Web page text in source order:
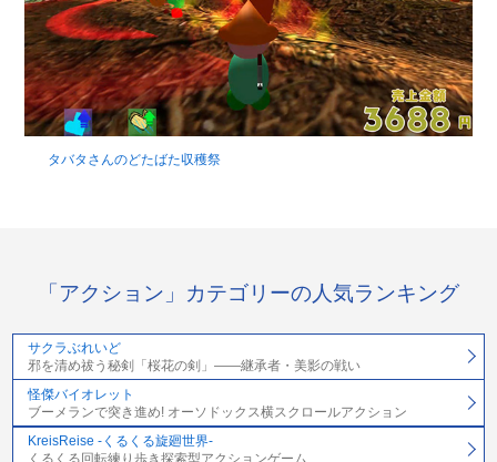
タバタさんのどたばた収穫祭
「アクション」カテゴリーの人気ランキング
サクラぶれいど
邪を清め祓う秘剣「桜花の剣」――継承者・美影の戦い
怪傑バイオレット
ブーメランで突き進め! オーソドックス横スクロールアクション
KreisReise -くるくる旋廻世界-
くるくる回転練り歩き探索型アクションゲーム